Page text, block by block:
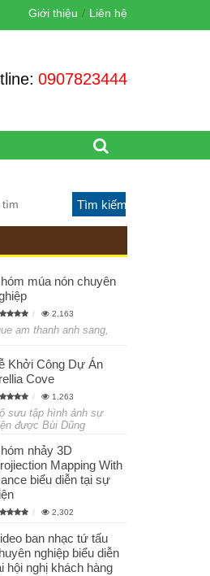
Giới thiệu Liên hệ
0907823444
múa nón chuyên
2,163
am thanh anh sang,
Khởi Công Dự Án
Cove
1,263
sưu tập hình ảnh sự
được Bùi Dũng
nhảy 3D
Mapping With
biểu diễn tại sự
2,302
ban nhạc tứ tấu
nghiệp biểu diễn
hội nghị khách hàng